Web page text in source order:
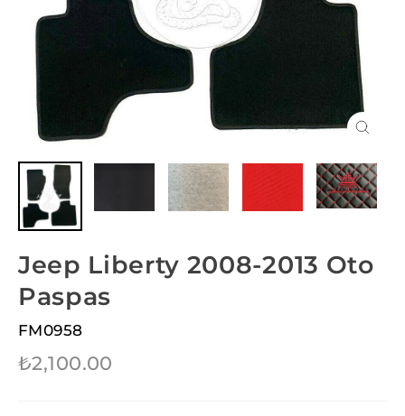
Jeep Liberty 2008-2013 Oto
Paspas
FM0958
Regular
₺2,100.00